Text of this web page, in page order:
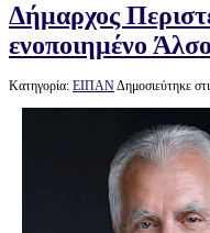
Δήμαρχος
ενοποιημένο
Κατηγορία: ΕΙΠΑΝΔημοσιεύτηκε